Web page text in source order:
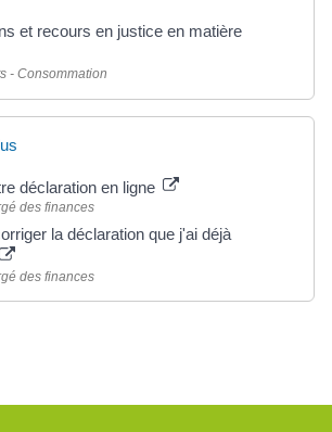
et recours en justice en matière
- Consommation
déclaration en ligne
des finances
la déclaration que j'ai déjà
des finances